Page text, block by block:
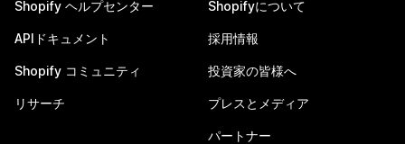
Shopify ヘルプセンター
APIドキュメント
Shopify コミュニティ
リサーチ
Shopifyについて
採用情報
投資家の皆様へ
プレスとメディア
パートナー